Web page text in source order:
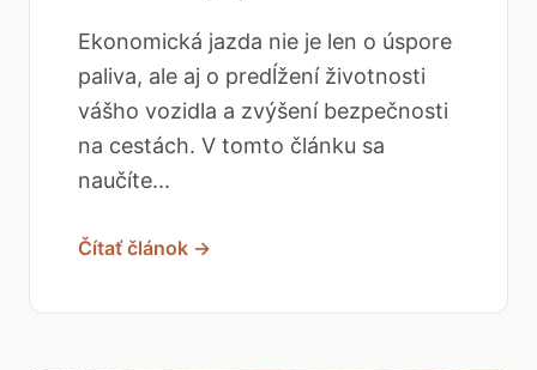
Ekonomická jazda nie je len o úspore
paliva, ale aj o predĺžení životnosti
vášho vozidla a zvýšení bezpečnosti
na cestách. V tomto článku sa
naučíte...
Čítať článok →